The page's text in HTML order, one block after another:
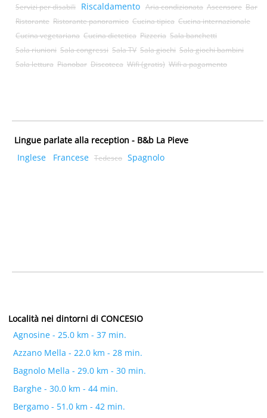
Servizi per disabili Riscaldamento Aria condizionata Ascensore Bar
Ristorante Ristorante panoramico Cucina tipica Cucina internazionale
Cucina vegetariana Cucina dietetica Pizzeria Sala banchetti
Sala riunioni Sala congressi Sala TV Sala giochi Sala giochi bambini
Sala lettura Pianobar Discoteca Wifi (gratis) Wifi a pagamento
Lingue parlate alla reception - B&b La Pieve
Inglese
Francese Tedesco Spagnolo
Località nei dintorni di CONCESIO
Agnosine - 25.0 km - 37 min.
Azzano Mella - 22.0 km - 28 min.
Bagnolo Mella - 29.0 km - 30 min.
Barghe - 30.0 km - 44 min.
Bergamo - 51.0 km - 42 min.